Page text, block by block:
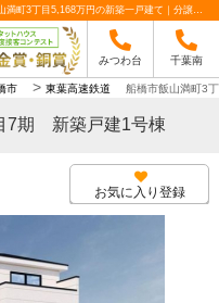
船橋市飯山満町3丁目7期 新築戸建1号棟 千葉県船橋市飯山満町3丁目5,168万円の新築一戸建て｜分譲住宅や新築物件｜株式会社アフィオ
みつわ台 千葉南
市 > 東葉高速鉄道 船橋市飯山満町3
7期 新築戸建1号棟
お気に入り登録